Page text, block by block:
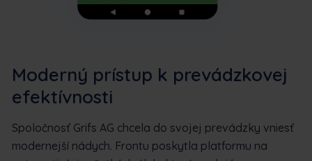
Moderný prístup k prevádzkovej
efektívnosti
Spoločnosť Grifs AG chcela do svojej prevádzky vniesť
modernejší nádych. Frontu poskytla platformu na